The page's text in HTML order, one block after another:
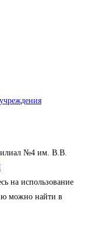
№4 им. В.В.
на использование
можно найти в